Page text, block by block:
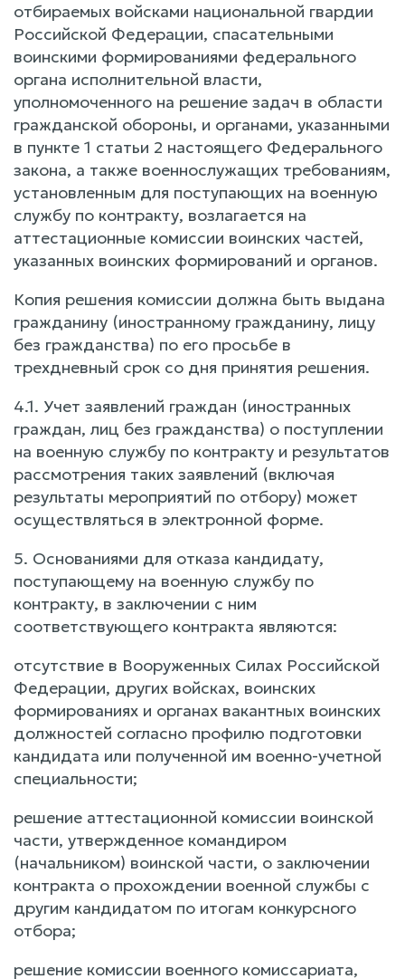
отбираемых войсками национальной гвардии
Российской Федерации, спасательными
воинскими формированиями федерального
органа исполнительной власти,
уполномоченного на решение задач в области
гражданской обороны, и органами, указанными
в пункте 1 статьи 2 настоящего Федерального
закона, а также военнослужащих требованиям,
установленным для поступающих на военную
службу по контракту, возлагается на
аттестационные комиссии воинских частей,
указанных воинских формирований и органов.
Копия решения комиссии должна быть выдана
гражданину (иностранному гражданину, лицу
без гражданства) по его просьбе в
трехдневный срок со дня принятия решения.
4.1. Учет заявлений граждан (иностранных
граждан, лиц без гражданства) о поступлении
на военную службу по контракту и результатов
рассмотрения таких заявлений (включая
результаты мероприятий по отбору) может
осуществляться в электронной форме.
5. Основаниями для отказа кандидату,
поступающему на военную службу по
контракту, в заключении с ним
соответствующего контракта являются:
отсутствие в Вооруженных Силах Российской
Федерации, других войсках, воинских
формированиях и органах вакантных воинских
должностей согласно профилю подготовки
кандидата или полученной им военно-учетной
специальности;
решение аттестационной комиссии воинской
части, утвержденное командиром
(начальником) воинской части, о заключении
контракта о прохождении военной службы с
другим кандидатом по итогам конкурсного
отбора;
решение комиссии военного комиссариата,